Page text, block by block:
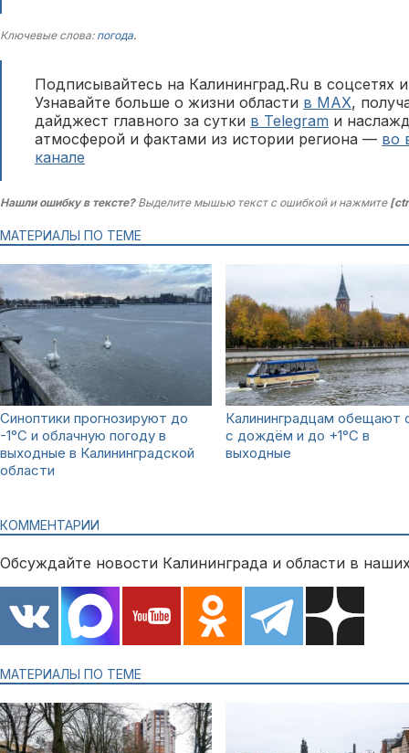
Ключевые слова: погода.
Подписывайтесь на Калининград.Ru в соцсетях
Узнавайте больше о жизни области в MAX,
дайджест главного за сутки в Telegram и
атмосферой и фактами из истории региона — во
канале
Нашли ошибку в тексте?Выделите мышью текст с ошибкой и нажмите
МАТЕРИАЛЫ ПО ТЕМЕ
Синоптики прогнозируют до
-1°С и облачную погоду в
выходные в Калининградской
области
Калининградцам обещают
с дождём и до +1°С в
выходные
КОММЕНТАРИИ
Обсуждайте новости Калининграда и области в
МАТЕРИАЛЫ ПО ТЕМЕ